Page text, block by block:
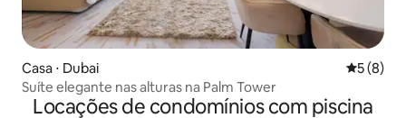
Casa ⋅ Dubai 5 de
5 (8)
Suíte elegante nas alturas na Palm Tower
Locações de condomínios com piscina